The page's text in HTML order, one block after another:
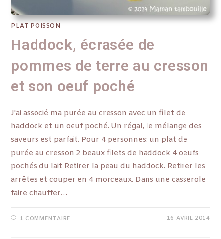
PLAT POISSON
Haddock, écrasée de
pommes de terre au cresson
et son oeuf poché
J'ai associé ma purée au cresson avec un filet de
haddock et un oeuf poché. Un régal, le mélange des
saveurs est parfait. Pour 4 personnes: un plat de
purée au cresson 2 beaux filets de haddock 4 oeufs
pochés du lait Retirer la peau du haddock. Retirer les
arrêtes et couper en 4 morceaux. Dans une casserole
faire chauffer…
1 COMMENTAIRE 16 AVRIL 2014